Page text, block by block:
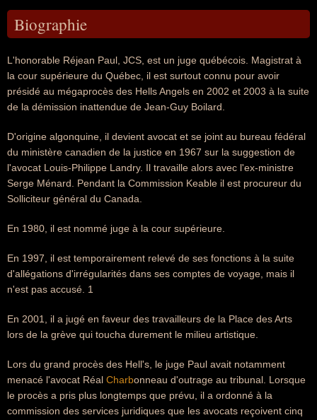
Biographie
L'honorable Réjean Paul, JCS, est un juge québécois. Magistrat à
la cour supérieure du Québec, il est surtout connu pour avoir
présidé au mégaprocès des Hells Angels en 2002 et 2003 à la suite
de la démission inattendue de Jean-Guy Boilard.
D'origine algonquine, il devient avocat et se joint au bureau fédéral
du ministère canadien de la justice en 1967 sur la suggestion de
l'avocat Louis-Philippe Landry. Il travaille alors avec l'ex-ministre
Serge Ménard. Pendant la Commission Keable il est procureur du
Solliciteur général du Canada.
En 1980, il est nommé juge à la cour supérieure.
En 1997, il est temporairement relevé de ses fonctions à la suite
d'allégations d'irrégularités dans ses comptes de voyage, mais il
n'est pas accusé. 1
En 2001, il a jugé en faveur des travailleurs de la Place des Arts
lors de la grève qui toucha durement le milieu artistique.
Lors du grand procès des Hell's, le juge Paul avait notamment
menacé l'avocat Réal Charbonneau d'outrage au tribunal. Lorsque
le procès a pris plus longtemps que prévu, il a ordonné à la
commission des services juridiques que les avocats reçoivent cinq